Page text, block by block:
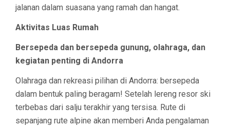
jalanan dalam suasana yang ramah dan hangat.
Aktivitas Luas Rumah
Bersepeda dan bersepeda gunung, olahraga, dan
kegiatan penting di Andorra
Olahraga dan rekreasi pilihan di Andorra: bersepeda
dalam bentuk paling beragam! Setelah lereng resor ski
terbebas dari salju terakhir yang tersisa. Rute di
sepanjang rute alpine akan memberi Anda pengalaman